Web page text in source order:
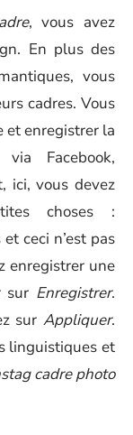
, vous avez
En plus des
vous
cadres. Vous
et enregistrer la
Facebook,
ici, vous devez
choses :
ceci n’est pas
enregistrer une
sur Enregistrer.
sur Appliquer.
linguistiques et
cadre photo